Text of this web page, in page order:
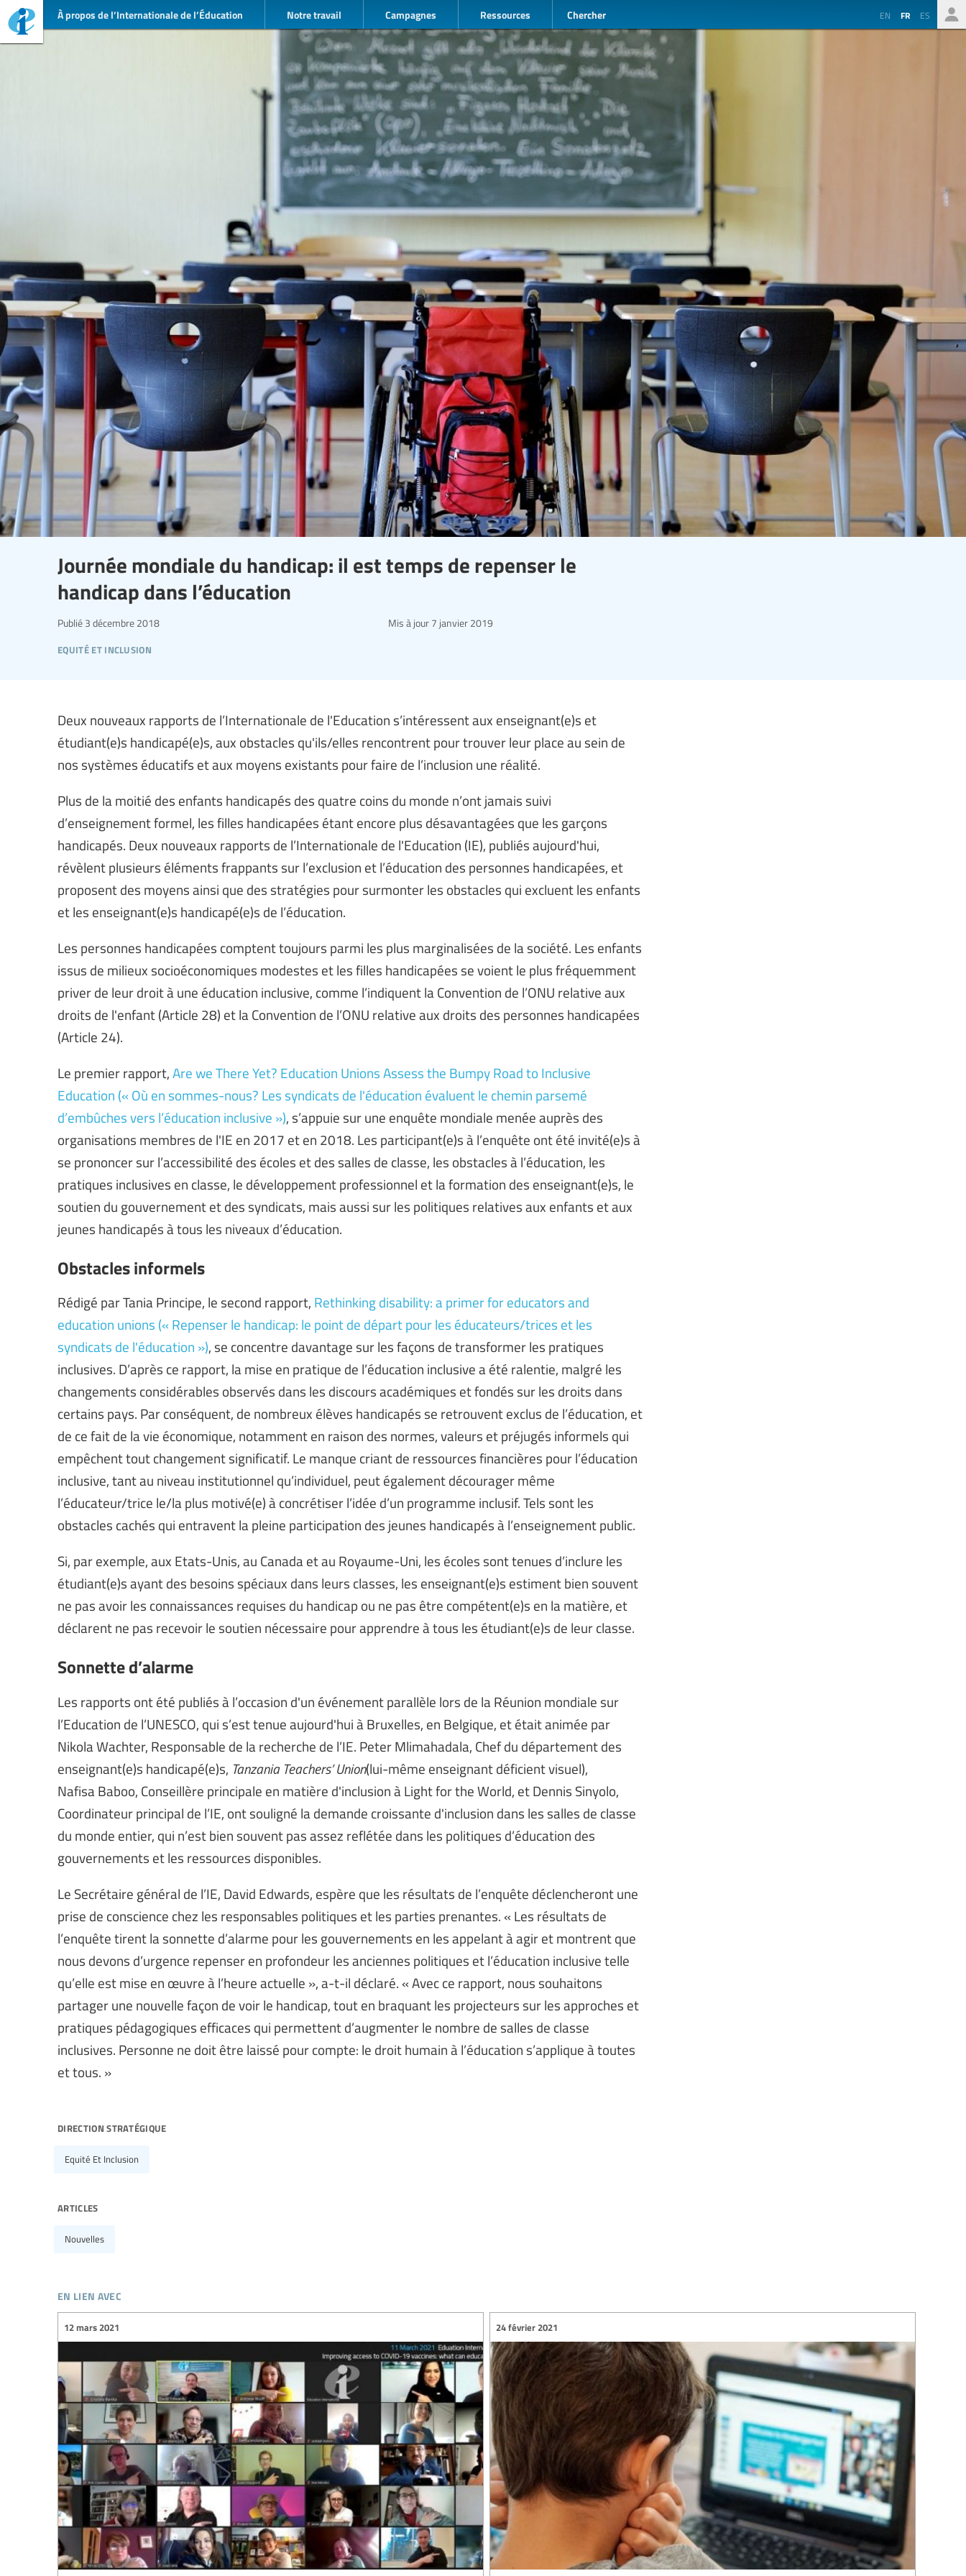
À propos de l’Internationale de l’Éducation Notre travail Campagnes Ressources Chercher EN FR ES
Journée mondiale du handicap: il est temps de repenser le
handicap dans l’éducation
equité et inclusion
Publié 3 décembre 2018 Mis à jour 7 janvier 2019
Deux nouveaux rapports de l’Internationale de l'Education s’intéressent aux enseignant(e)s et
étudiant(e)s handicapé(e)s, aux obstacles qu'ils/elles rencontrent pour trouver leur place au sein de
nos systèmes éducatifs et aux moyens existants pour faire de l’inclusion une réalité.
Plus de la moitié des enfants handicapés des quatre coins du monde n’ont jamais suivi
d’enseignement formel, les filles handicapées étant encore plus désavantagées que les garçons
handicapés. Deux nouveaux rapports de l’Internationale de l'Education (IE), publiés aujourd'hui,
révèlent plusieurs éléments frappants sur l’exclusion et l’éducation des personnes handicapées, et
proposent des moyens ainsi que des stratégies pour surmonter les obstacles qui excluent les enfants
et les enseignant(e)s handicapé(e)s de l’éducation.
Les personnes handicapées comptent toujours parmi les plus marginalisées de la société. Les enfants
issus de milieux socioéconomiques modestes et les filles handicapées se voient le plus fréquemment
priver de leur droit à une éducation inclusive, comme l’indiquent la Convention de l’ONU relative aux
droits de l'enfant (Article 28) et la Convention de l’ONU relative aux droits des personnes handicapées
(Article 24).
Le premier rapport,Are we There Yet? Education Unions Assess the Bumpy Road to Inclusive
Education (« Où en sommes-nous? Les syndicats de l'éducation évaluent le chemin parsemé
d’embûches vers l’éducation inclusive »), s’appuie sur une enquête mondiale menée auprès des
organisations membres de l'IE en 2017 et en 2018. Les participant(e)s à l’enquête ont été invité(e)s à
se prononcer sur l’accessibilité des écoles et des salles de classe, les obstacles à l’éducation, les
pratiques inclusives en classe, le développement professionnel et la formation des enseignant(e)s, le
soutien du gouvernement et des syndicats, mais aussi sur les politiques relatives aux enfants et aux
jeunes handicapés à tous les niveaux d’éducation.
Obstacles informels
Rédigé par Tania Principe, le second rapport, Rethinking disability: a primer for educators and
education unions (« Repenser le handicap: le point de départ pour les éducateurs/trices et les
syndicats de l'éducation »), se concentre davantage sur les façons de transformer les pratiques
inclusives. D’après ce rapport, la mise en pratique de l’éducation inclusive a été ralentie, malgré les
changements considérables observés dans les discours académiques et fondés sur les droits dans
certains pays. Par conséquent, de nombreux élèves handicapés se retrouvent exclus de l’éducation, et
de ce fait de la vie économique, notamment en raison des normes, valeurs et préjugés informels qui
empêchent tout changement significatif. Le manque criant de ressources financières pour l’éducation
inclusive, tant au niveau institutionnel qu’individuel, peut également décourager même
l’éducateur/trice le/la plus motivé(e) à concrétiser l’idée d’un programme inclusif. Tels sont les
obstacles cachés qui entravent la pleine participation des jeunes handicapés à l’enseignement public.
Si, par exemple, aux Etats-Unis, au Canada et au Royaume-Uni, les écoles sont tenues d’inclure les
étudiant(e)s ayant des besoins spéciaux dans leurs classes, les enseignant(e)s estiment bien souvent
ne pas avoir les connaissances requises du handicap ou ne pas être compétent(e)s en la matière, et
déclarent ne pas recevoir le soutien nécessaire pour apprendre à tous les étudiant(e)s de leur classe.
Sonnette d’alarme
Les rapports ont été publiés à l’occasion d'un événement parallèle lors de la Réunion mondiale sur
l’Education de l’UNESCO, qui s’est tenue aujourd'hui à Bruxelles, en Belgique, et était animée par
Nikola Wachter, Responsable de la recherche de l’IE. Peter Mlimahadala, Chef du département des
enseignant(e)s handicapé(e)s, Tanzania Teachers’ Union(lui-même enseignant déficient visuel),
Nafisa Baboo, Conseillère principale en matière d'inclusion à Light for the World, et Dennis Sinyolo,
Coordinateur principal de l’IE, ont souligné la demande croissante d'inclusion dans les salles de classe
du monde entier, qui n’est bien souvent pas assez reflétée dans les politiques d’éducation des
gouvernements et les ressources disponibles.
Le Secrétaire général de l’IE, David Edwards, espère que les résultats de l’enquête déclencheront une
prise de conscience chez les responsables politiques et les parties prenantes. « Les résultats de
l’enquête tirent la sonnette d’alarme pour les gouvernements en les appelant à agir et montrent que
nous devons d’urgence repenser en profondeur les anciennes politiques et l’éducation inclusive telle
qu’elle est mise en œuvre à l’heure actuelle », a-t-il déclaré. « Avec ce rapport, nous souhaitons
partager une nouvelle façon de voir le handicap, tout en braquant les projecteurs sur les approches et
pratiques pédagogiques efficaces qui permettent d’augmenter le nombre de salles de classe
inclusives. Personne ne doit être laissé pour compte: le droit humain à l’éducation s’applique à toutes
et tous. »
direction stratégique
Equité Et Inclusion
articles
Nouvelles
en lien avec
12 mars 2021 24 février 2021